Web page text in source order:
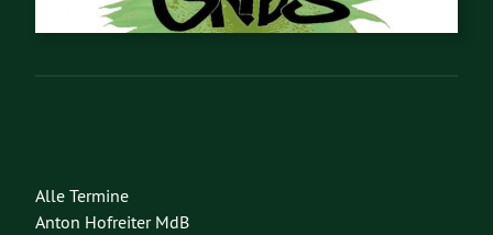
Alle Termine
Anton Hofreiter MdB